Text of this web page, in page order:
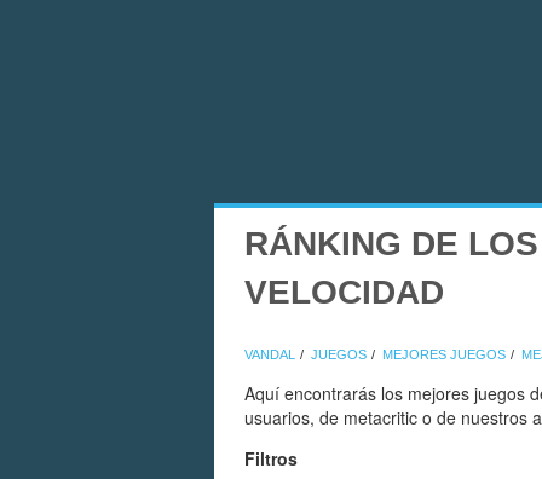
RÁNKING DE
VELOCIDAD
VANDAL JUEGOS MEJORES JUEGOS
Aquí encontrarás los mejores juegos
usuarios, de metacritic o de nuestros
Filtros